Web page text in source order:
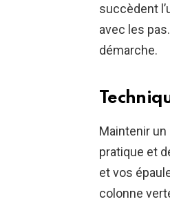
succèdent
avec les
démarche.
Maintenir un
pratique et
et vos
colonne